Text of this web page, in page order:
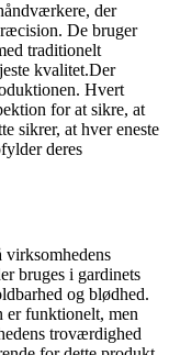
der
De bruger
traditionelt
kvalitet.Der
Hvert
for at sikre, at
sikrer, at hver eneste
deres
virksomhedens
bruges i gardinets
og blødhed.
er funktionelt, men
troværdighed